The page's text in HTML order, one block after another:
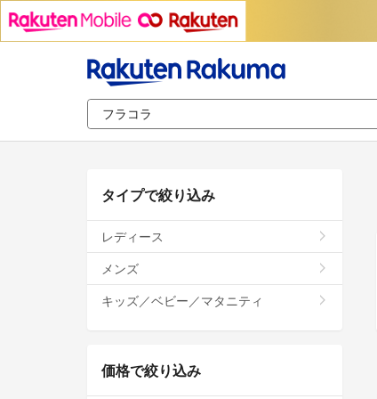
タイプで絞り込み
レディース
メンズ
キッズ／ベビー／マタニティ
価格で絞り込み